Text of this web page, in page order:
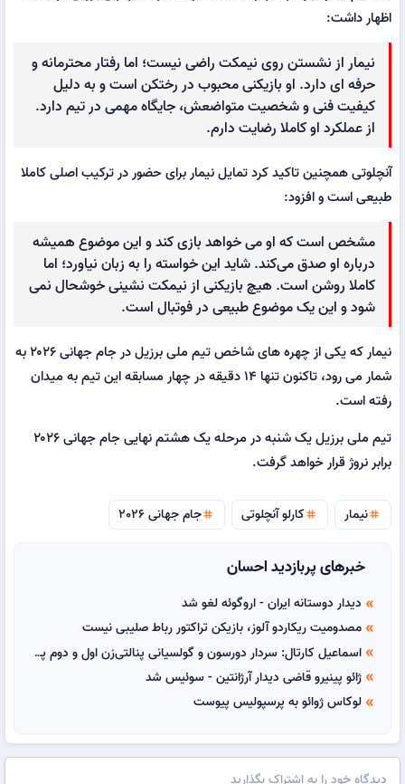
اظهار داشت:
نیمار از نشستن روی نیمکت راضی نیست؛ اما رفتار محترمانه و
حرفه ای دارد. او بازیکنی محبوب در رختکن است و به دلیل
کیفیت فنی و شخصیت متواضعش، جایگاه مهمی در تیم دارد.
از عملکرد او کاملا رضایت دارم.
آنچلوتی همچنین تاکید کرد تمایل نیمار برای حضور در ترکیب اصلی کاملا
طبیعی است و افزود:
مشخص است که او می خواهد بازی کند و این موضوع همیشه
درباره او صدق می‌کند. شاید این خواسته را به زبان نیاورد؛ اما
کاملا روشن است. هیچ بازیکنی از نیمکت نشینی خوشحال نمی
شود و این یک موضوع طبیعی در فوتبال است.
نیمار که یکی از چهره های شاخص تیم ملی برزیل در جام جهانی ۲۰۲۶ به
شمار می رود، تاکنون تنها ۱۴ دقیقه در چهار مسابقه این تیم به میدان
رفته است.
تیم ملی برزیل یک شنبه در مرحله یک هشتم نهایی جام جهانی ۲۰۲۶
برابر نروژ قرار خواهد گرفت.
tagنیمار tag کارلو آنچلوتی tagجام جهانی 2026
خبرهای پربازدید احسان
double_arrow دیدار دوستانه ایران - اروگوئه لغو شد
double_arrow مصدومیت ریکاردو آلوز، بازیکن تراکتور رباط صلیبی نیست
double_arrow اسماعیل کارتال: سردار دورسون و گولسیانی پنالتی‌زن اول و دوم پرسپولیس هستند
double_arrow ژائو پینیرو قاضی دیدار آرژانتین - سوئیس شد
double_arrow لوکاس ژوائو به پرسپولیس پیوست